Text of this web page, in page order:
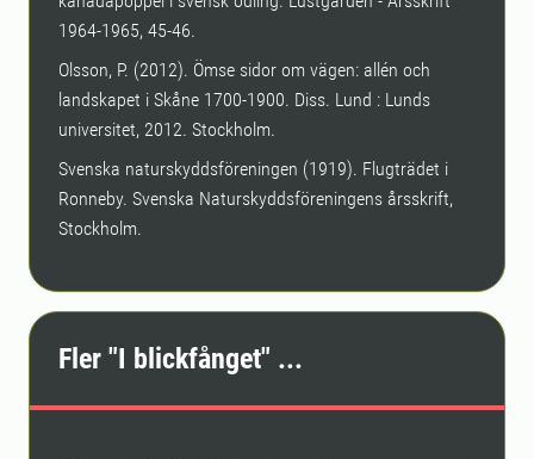
1964-1965, 45-46.
Olsson, P. (2012). Ömse sidor om vägen: allén och
landskapet i Skåne 1700-1900. Diss. Lund : Lunds
universitet, 2012. Stockholm.
Svenska naturskyddsföreningen (1919). Flugträdet i
Ronneby. Svenska Naturskyddsföreningens årsskrift,
Stockholm.
Fler "I blickfånget" ...